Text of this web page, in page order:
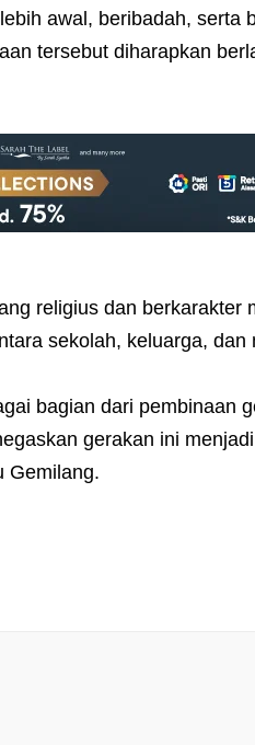
awal, beribadah, serta
tersebut diharapkan
religius dan berkarakter
sekolah, keluarga, dan
bagian dari pembinaan
gerakan ini
Gemilang.